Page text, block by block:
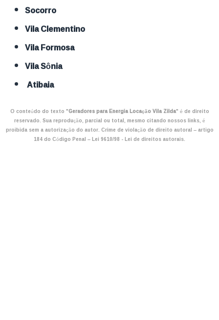
Socorro
Vila Clementino
Vila Formosa
Vila Sônia
Atibaia
O conteúdo do texto "Geradores para Energia Locação Vila Zilda" é de direito
reservado. Sua reprodução, parcial ou total, mesmo citando nossos links, é
proibida sem a autorização do autor. Crime de violação de direito autoral – artigo
184 do Código Penal –Lei 9610/98 - Lei de direitos autorais.